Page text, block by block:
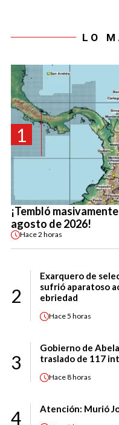
LO
1
¡Tembló
agosto de 2026!
Hace2 horas
2
Exarquero de
sufrió aparatoso
ebriedad
Hace5 horas
3
Gobierno de
traslado de 117
Hace8 horas
4 Atención: Murió